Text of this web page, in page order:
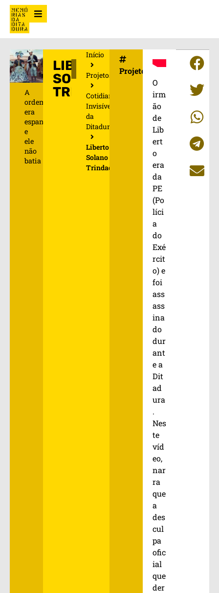
A
ordem
era
espancar
e
ele
não
batia
LIBERTO
SOLANO
TRINDADE
Início
Projetos
Cotidianos
Invisíveis
da
Ditadura
Liberto
Solano
Trindade
Projetos
O
irm
ão
de
Lib
ert
o
era
da
PE
(Po
líci
a
do
Exé
rcit
o) e
foi
ass
ass
ina
do
dur
ant
e a
Dit
ad
ura
.
Nes
te
víd
eo,
nar
ra
que
a
des
cul
pa
ofic
ial
que
der